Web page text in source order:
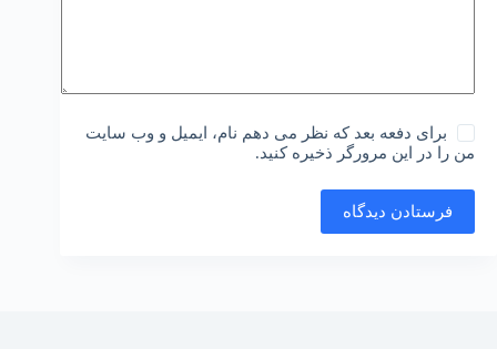
برای دفعه بعد که نظر می دهم نام، ایمیل و وب سایت
من را در این مرورگر ذخیره کنید.
فرستادن دیدگاه